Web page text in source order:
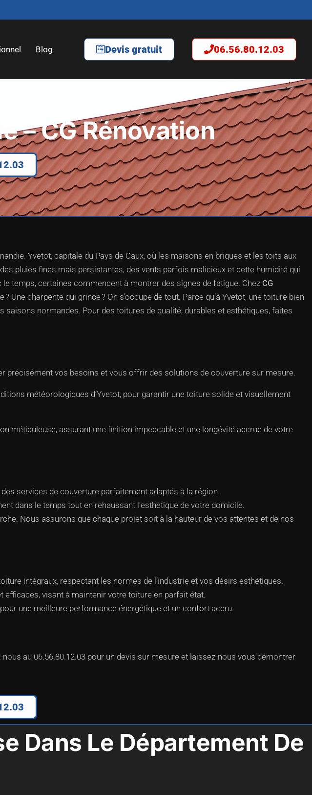
Blog Devis gratuit 06.56.80.12.03
– CG Rénovation
Yvetot, capitale du Pays de Caux, où les maisons en briques et les toits aux
pluies fines mais persistantes, des vents parfois malicieux et cette humidité qui
temps, certaines commencent à montrer des signes de fatigue. Chez CG
charpente qui grince ? On s’occupe de tout. Parce qu’à Yvetot, une toiture bien
saisons normandes. Pour des toitures de qualité, durables et esthétiques, faites
précisément vos besoins et vous offrir des solutions de couverture sur mesure.
météorologiques d’Yvetot, pour garantir une toiture solide et visuellement
méticuleuse, assurant une finition impeccable et une longévité accrue de votre
services de couverture parfaitement adaptés à la région.
dans le temps tout en rehaussant l’esthétique de votre domicile.
Nous assurons que chaque projet soit à la hauteur de vos attentes et de nos
intégraux, respectant les normes de l’industrie et vos désirs esthétiques.
visant à maintenir votre toiture en parfait état.
une meilleure performance énergétique et un confort accru.
au 06.56.80.12.03 pour un devis sur mesure et laissez-nous vous démontrer
Dans Le Département De